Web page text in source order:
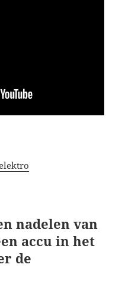
nadelen van
accu in het
de